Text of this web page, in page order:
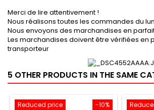
Merci de lire attentivement !
Nous réalisons toutes les commandes du
Nous envoyons des marchandises en
Les marchandises doivent être vérifiées en
transporteur
5 OTHER PRODUCTS IN THE SAME
-10%
Reduced price